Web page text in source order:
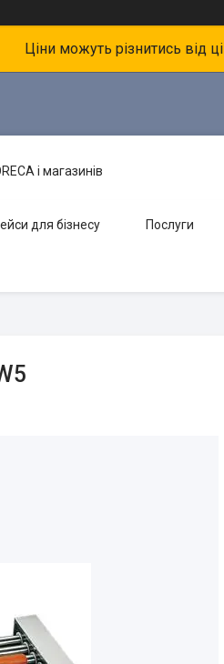
Ціни можуть різнитись від
і магазинів
для бізнесу Послуги